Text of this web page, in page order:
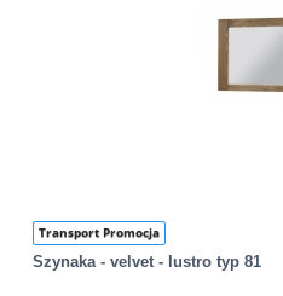
Transport Promocja
Szynaka - velvet - lustro typ 81